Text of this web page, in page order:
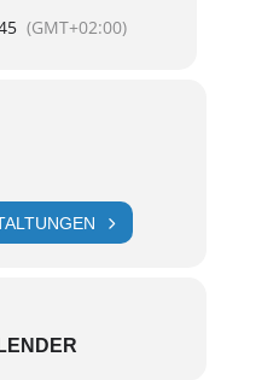
(GMT+02:00)